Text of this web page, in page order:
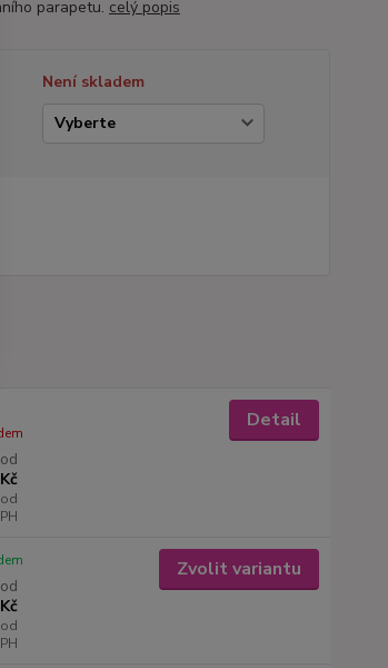
parapetu. celý popis
Není skladem
Detail
Zvolit variantu